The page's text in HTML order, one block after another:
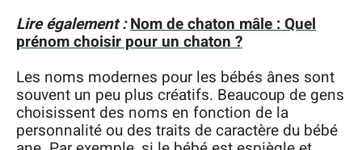
Lire également : Nom de chaton mâle : Quel
prénom choisir pour un chaton ?
Les noms modernes pour les bébés ânes sont
souvent un peu plus créatifs. Beaucoup de gens
choisissent des noms en fonction de la
personnalité ou des traits de caractère du bébé